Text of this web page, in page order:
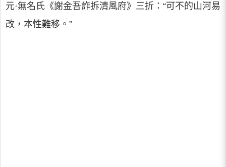
元·無名氏《謝金吾詐拆清風府》三折：“可不的山河易
改，本性難移。”